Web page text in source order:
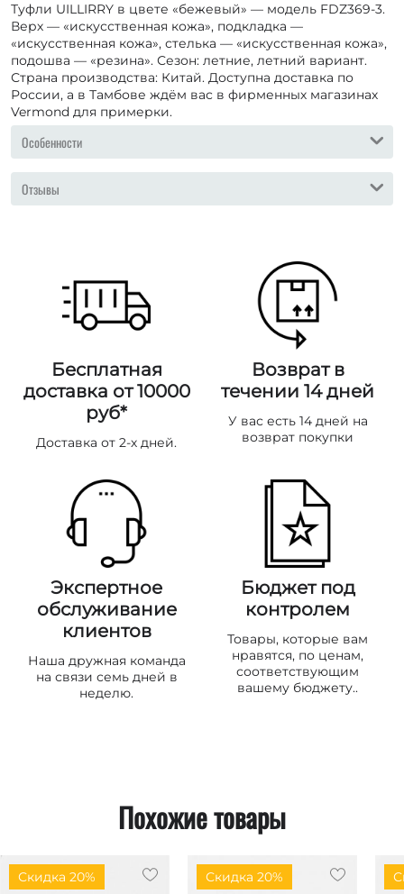
Туфли UILLIRRY в цвете «бежевый» — модель FDZ369-3.
Верх — «искусственная кожа», подкладка —
«искусственная кожа», стелька — «искусственная кожа»,
подошва — «резина». Сезон: летние, летний вариант.
Страна производства: Китай. Доступна доставка по
России, а в Тамбове ждём вас в фирменных магазинах
Vermond для примерки.
Особенности
Отзывы
Бесплатная
доставка от 10000
руб*
Доставка от 2-х дней.
Возврат в
течении 14 дней
У вас есть 14 дней на
возврат покупки
Экспертное
обслуживание
клиентов
Наша дружная команда
на связи семь дней в
неделю.
Бюджет под
контролем
Товары, которые вам
нравятся, по ценам,
соответствующим
вашему бюджету..
Похожие товары
Скидка 20% Скидка 20%